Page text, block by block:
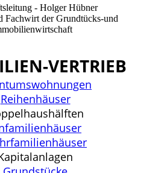
- Holger Hübner
Fachwirt der Grundtücks-und
VERTRIEB
Reihenhäuser